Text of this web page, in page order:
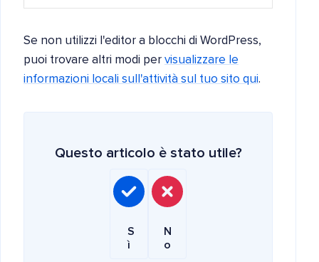
Se non utilizzi l'editor a blocchi di WordPress,
puoi trovare altri modi per visualizzare le
informazioni locali sull'attività sul tuo sito qui.
Questo articolo è stato utile?
S
ì
N
o